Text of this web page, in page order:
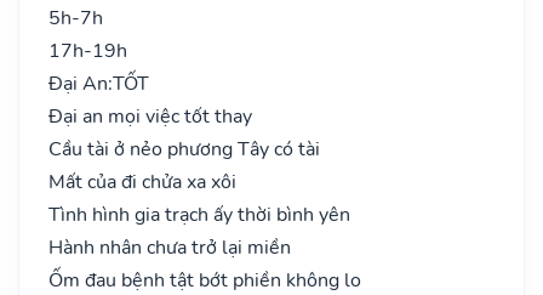
5h-7h
17h-19h
Đại An:TỐT
Đại an mọi việc tốt thay
Cầu tài ở nẻo phương Tây có tài
Mất của đi chửa xa xôi
Tình hình gia trạch ấy thời bình yên
Hành nhân chưa trở lại miền
Ốm đau bệnh tật bớt phiền không lo